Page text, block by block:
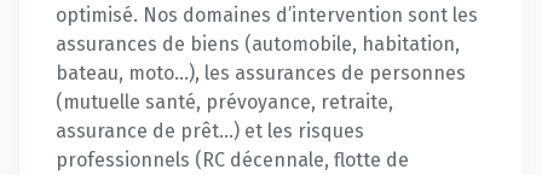
optimisé. Nos domaines d’intervention sont les
assurances de biens (automobile, habitation,
bateau, moto…), les assurances de personnes
(mutuelle santé, prévoyance, retraite,
assurance de prêt…) et les risques
professionnels (RC décennale, flotte de